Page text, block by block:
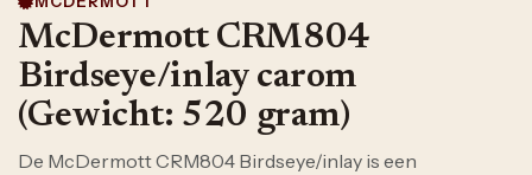
McDermott CRM804
Birdseye/inlay carom
(Gewicht: 520 gram)
De McDermott CRM804 Birdseye/inlay is een